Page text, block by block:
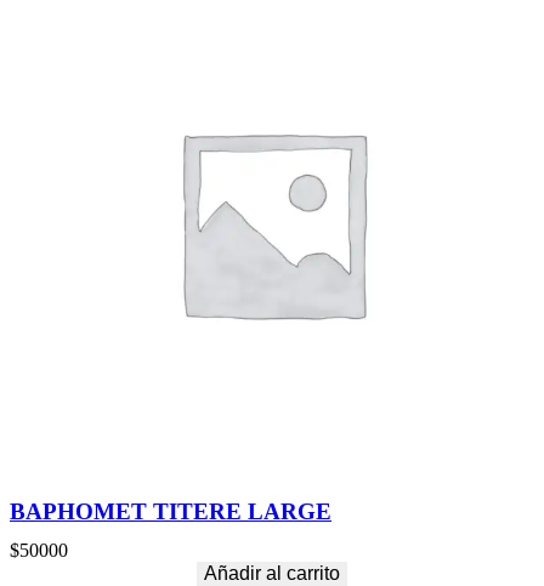
BAPHOMET TITERE LARGE
$50000
Añadir al carrito